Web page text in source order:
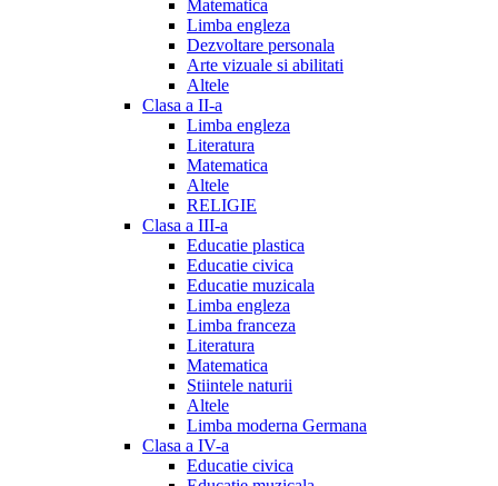
Matematica
Limba engleza
Dezvoltare personala
Arte vizuale si abilitati
Altele
Clasa a II-a
Limba engleza
Literatura
Matematica
Altele
RELIGIE
Clasa a III-a
Educatie plastica
Educatie civica
Educatie muzicala
Limba engleza
Limba franceza
Literatura
Matematica
Stiintele naturii
Altele
Limba moderna Germana
Clasa a IV-a
Educatie civica